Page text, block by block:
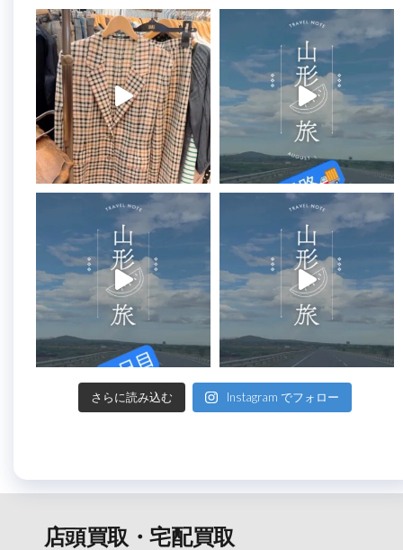
さらに読み込む Instagram でフォロー
店頭買取・宅配買取